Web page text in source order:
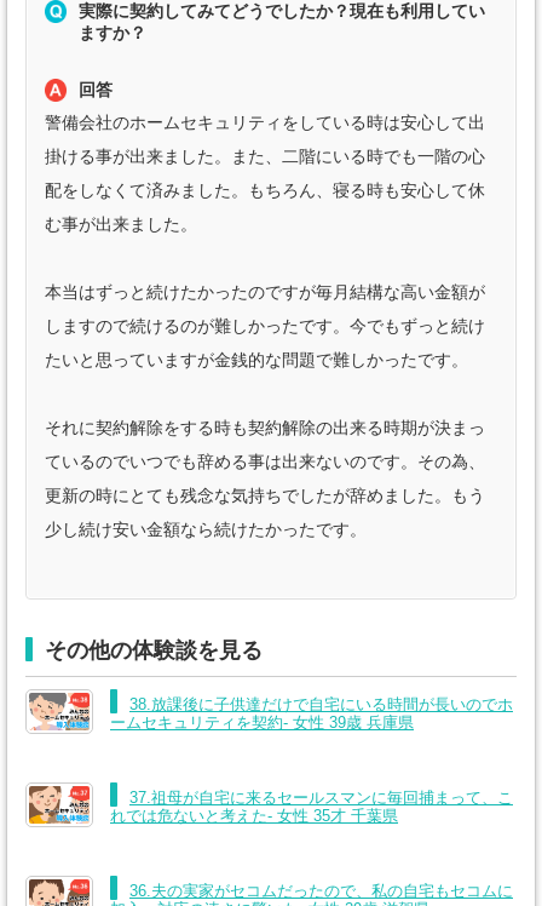
実際に契約してみてどうでしたか？現在も利用してい
ますか？
回答
警備会社のホームセキュリティをしている時は安心して出
掛ける事が出来ました。また、二階にいる時でも一階の心
配をしなくて済みました。もちろん、寝る時も安心して休
む事が出来ました。
本当はずっと続けたかったのですが毎月結構な高い金額が
しますので続けるのが難しかったです。今でもずっと続け
たいと思っていますが金銭的な問題で難しかったです。
それに契約解除をする時も契約解除の出来る時期が決まっ
ているのでいつでも辞める事は出来ないのです。その為、
更新の時にとても残念な気持ちでしたが辞めました。もう
少し続け安い金額なら続けたかったです。
その他の体験談を見る
38.放課後に子供達だけで自宅にいる時間が長いのでホ
ームセキュリティを契約- 女性 39歳 兵庫県
37.祖母が自宅に来るセールスマンに毎回捕まって、こ
れでは危ないと考えた- 女性 35才 千葉県
36.夫の実家がセコムだったので、私の自宅もセコムに